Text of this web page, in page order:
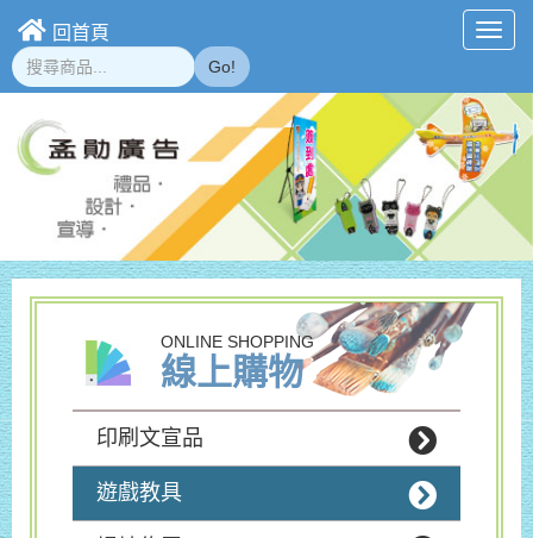
回首頁
Go!
ONLINE SHOPPING
線上購物
印刷文宣品
遊戲教具